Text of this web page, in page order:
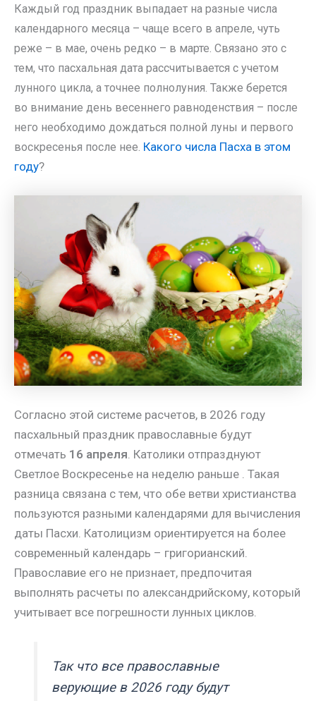
Каждый год праздник выпадает на разные числа
календарного месяца – чаще всего в апреле, чуть
реже – в мае, очень редко – в марте. Связано это с
тем, что пасхальная дата рассчитывается с учетом
лунного цикла, а точнее полнолуния. Также берется
во внимание день весеннего равноденствия – после
него необходимо дождаться полной луны и первого
воскресенья после нее. Какого числа Пасха в этом
году?
Согласно этой системе расчетов, в 2026 году
пасхальный праздник православные будут
отмечать 16 апреля. Католики отпразднуют
Светлое Воскресенье на неделю раньше . Такая
разница связана с тем, что обе ветви христианства
пользуются разными календарями для вычисления
даты Пасхи. Католицизм ориентируется на более
современный календарь – григорианский.
Православие его не признает, предпочитая
выполнять расчеты по александрийскому, который
учитывает все погрешности лунных циклов.
Так что все православные
верующие в 2026 году будут